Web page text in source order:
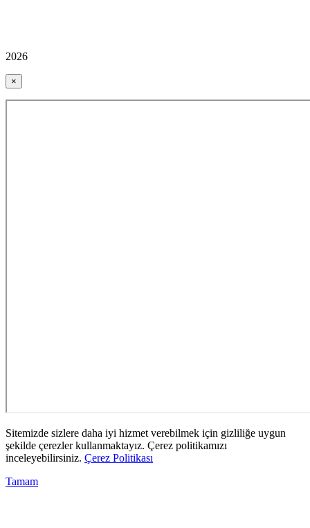
2026
×
Sitemizde sizlere daha iyi hizmet verebilmek için gizliliğe uygun
şekilde çerezler kullanmaktayız. Çerez politikamızı
inceleyebilirsiniz. Çerez Politikası
Tamam